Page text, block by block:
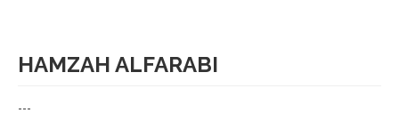
HAMZAH ALFARABI
---